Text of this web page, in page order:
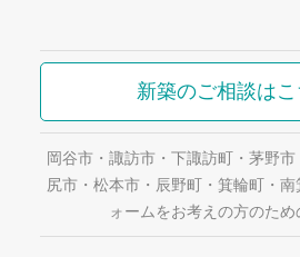
新築のご相談はこ
岡谷市・諏訪市・下諏訪町・茅野
尻市・松本市・辰野町・箕輪町・
ォームをお考えの方のた